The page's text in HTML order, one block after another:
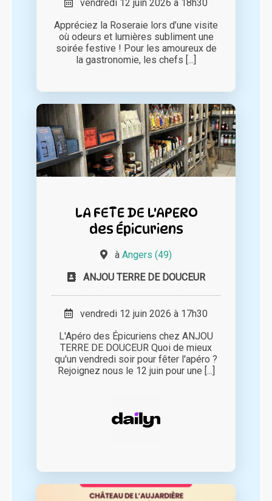
vendredi 12 juin 2026 à 18h30
Appréciez la Roseraie lors d’une visite
où odeurs et lumières subliment une
soirée festive ! Pour les amoureux de
la gastronomie, les chefs [...]
LA FETE DE L'APERO
des Épicuriens
à Angers (49)
ANJOU TERRE DE DOUCEUR
vendredi 12 juin 2026 à 17h30
L'Apéro des Épicuriens chez ANJOU
TERRE DE DOUCEUR Quoi de mieux
qu'un vendredi soir pour fêter l'apéro ?
Rejoignez nous le 12 juin pour une [...]